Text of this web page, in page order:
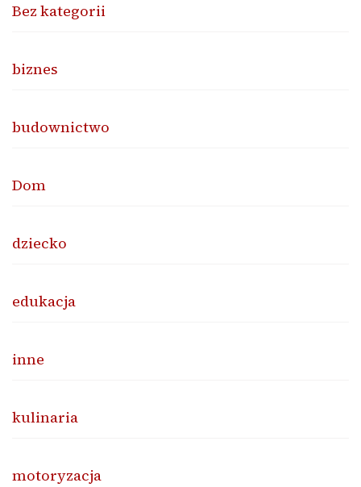
Bez kategorii
biznes
budownictwo
Dom
dziecko
edukacja
inne
kulinaria
motoryzacja